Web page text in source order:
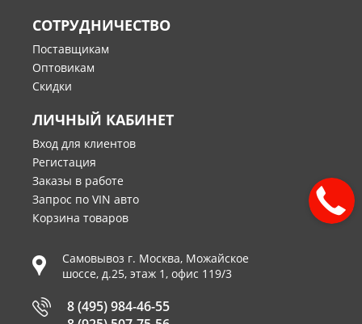
СОТРУДНИЧЕСТВО
Поставщикам
Оптовикам
Скидки
ЛИЧНЫЙ КАБИНЕТ
Вход для клиентов
Регистация
Заказы в работе
Запрос по VIN авто
Корзина товаров
Самовывоз г. Москва, Можайское
шоссе, д.25, этаж 1, офис 119/3
8 (495) 984-46-55